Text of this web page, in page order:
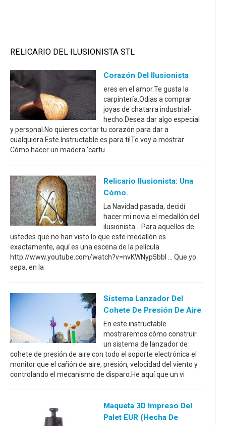
RELICARIO DEL ILUSIONISTA STL
Corazón Del Ilusionista
eres en el amor.Te gusta la
carpintería.Odias a comprar
joyas de chatarra industrial-
hecho.Desea dar algo especial
y personal.No quieres cortar tu corazón para dar a
cualquiera.Este Instructable es para ti!Te voy a mostrar
Cómo hacer un madera 'cartu
Relicario Ilusionista: Una
Cómo.
La Navidad pasada, decidí
hacer mi novia el medallón del
ilusionista... Para aquellos de
ustedes que no han visto lo que este medallón es
exactamente, aquí es una escena de la película
http://www.youtube.com/watch?v=nvKWNyp5bbI ... Que yo
sepa, en la
Sistema Lanzador Del
Cohete De Presión De Aire
En este instructable
mostraremos cómo construir
un sistema de lanzador de
cohete de presión de aire con todo el soporte electrónica el
monitor que el cañón de aire, presión, velocidad del viento y
controlando el mecanismo de disparo.He aquí que un vi
Maqueta 3D Impreso Del
Palet EUR (hecha De